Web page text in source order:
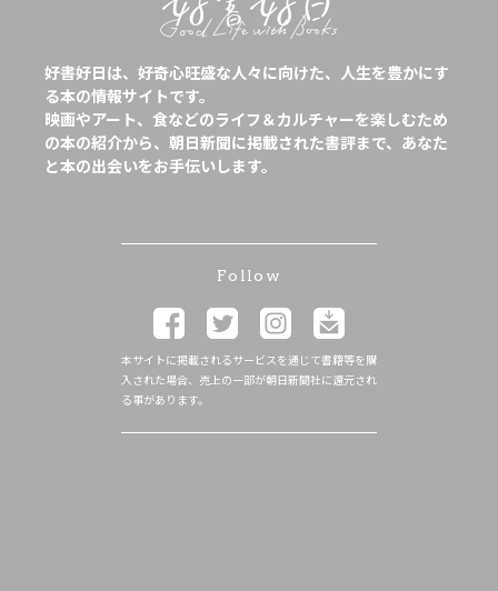
好書好日は、好奇心旺盛な人々に向けた、人生を豊かにす
る本の情報サイトです。
映画やアート、食などのライフ＆カルチャーを楽しむため
の本の紹介から、朝日新聞に掲載された書評まで、あなた
と本の出会いをお手伝いします。
Follow
本サイトに掲載されるサービスを通じて書籍等を購
入された場合、売上の一部が朝日新聞社に還元され
る事があります。